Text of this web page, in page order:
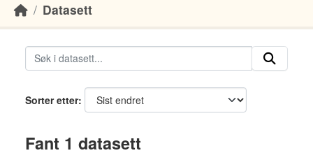
Datasett
Sorter etter
Fant 1 datasett